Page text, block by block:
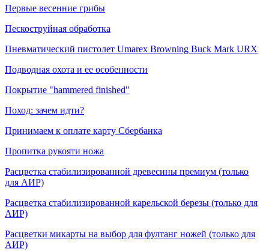
Первые весенние грибы
Пескоструйная обработка
Пневматический пистолет Umarex Browning Buck Mark URX
Подводная охота и ее особенности
Покрытие "hammered finished"
Поход: зачем идти?
Принимаем к оплате карту Сбербанка
Пропитка рукояти ножа
Расцветка стабилизированной древесины премиум (только
для АИР)
Расцветка стабилизированной карельской березы (только для
АИР)
Расцветки микарты на выбор для фултанг ножей (только для
АИР)